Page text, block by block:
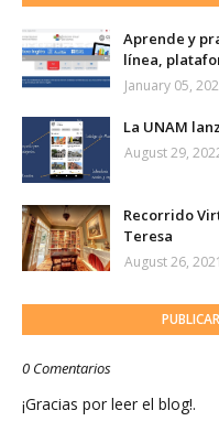
Aprende y
línea,
January 05,
La UNAM
August 29,
Recorrido
Teresa
August 26, 2021
0 Comentarios
¡Gracias por leer el blog!.